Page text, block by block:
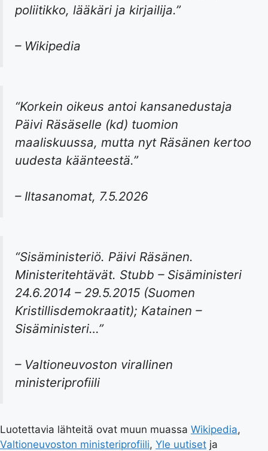
poliitikko, lääkäri ja kirjailija.”
– Wikipedia
“Korkein oikeus antoi kansanedustaja
Päivi Räsäselle (kd) tuomion
maaliskuussa, mutta nyt Räsänen kertoo
uudesta käänteestä.”
– Iltasanomat, 7.5.2026
“Sisäministeriö. Päivi Räsänen.
Ministeritehtävät. Stubb – Sisäministeri
24.6.2014 – 29.5.2015 (Suomen
Kristillisdemokraatit); Katainen –
Sisäministeri…”
– Valtioneuvoston virallinen
ministeriprofiili
Luotettavia lähteitä ovat muun muassa Wikipedia,
Valtioneuvoston ministeriprofiili, Yle uutiset ja